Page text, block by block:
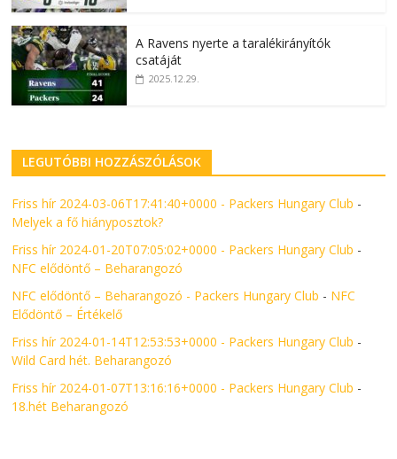
A Ravens nyerte a taralékirányítók
csatáját
2025.12.29.
LEGUTÓBBI HOZZÁSZÓLÁSOK
Friss hír 2024-03-06T17:41:40+0000 - Packers Hungary Club -
Melyek a fő hiányposztok?
Friss hír 2024-01-20T07:05:02+0000 - Packers Hungary Club -
NFC elődöntő – Beharangozó
NFC elődöntő – Beharangozó - Packers Hungary Club - NFC
Elődöntő – Értékelő
Friss hír 2024-01-14T12:53:53+0000 - Packers Hungary Club -
Wild Card hét. Beharangozó
Friss hír 2024-01-07T13:16:16+0000 - Packers Hungary Club -
18.hét Beharangozó